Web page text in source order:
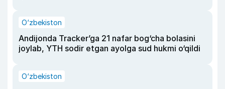
O‘zbekiston
Andijonda Tracker’ga 21 nafar bog‘cha bolasini
joylab, YTH sodir etgan ayolga sud hukmi o‘qildi
O‘zbekiston